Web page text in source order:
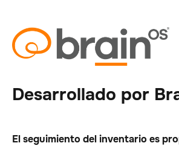
Desarrollado por
El seguimiento del inventario es